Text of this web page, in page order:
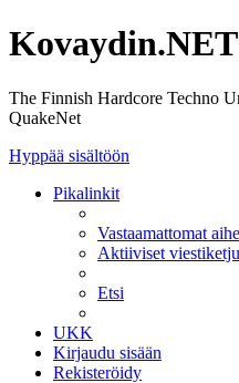
Kovaydin.NET
The Finnish Hardcore Techno
QuakeNet
Hyppää sisältöön
Pikalinkit
Vastaamattomat
Aktiiviset
Etsi
UKK
Kirjaudu sisään
Rekisteröidy